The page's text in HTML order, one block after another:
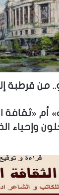
من قرطبة
أم
وإحياء